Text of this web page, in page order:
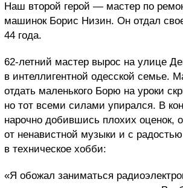
Наш второй герой — мастер по
машинок Борис Низин. Он отдал
44 года.
62-летний мастер вырос на улице
в интеллигентной одесской семье.
отдать маленького Борю на уроки
но тот всеми силами упирался. В
нарочно добившись плохих оценок,
от ненавистной музыки и с радостью
в техническое хобби:
«Я обожал заниматься